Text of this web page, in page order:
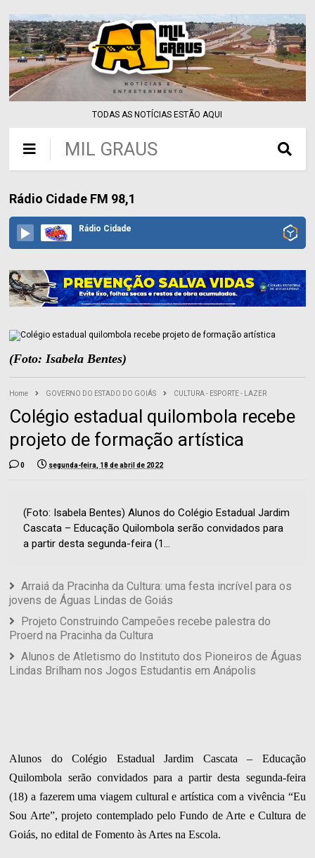
TODAS AS NOTÍCIAS ESTÃO AQUI
MIL GRAUS
Rádio Cidade FM 98,1
Rádio Cidade
(Foto: Isabela Bentes)
Home GOVERNO DO ESTADO DO GOIÁS CULTURA - ESPORTE - LAZER
Colégio estadual quilombola recebe
projeto de formação artística
0 segunda-feira, 18 de abril de 2022
(Foto: Isabela Bentes) Alunos do Colégio Estadual Jardim
Cascata – Educação Quilombola serão convidados para
a partir desta segunda-feira (1...
Arraiá da Pracinha da Cultura: uma festa incrível para os
jovens de Águas Lindas de Goiás
Projeto Construindo Campeões recebe palestra do
Proerd na Pracinha da Cultura
Alunos de Atletismo do Instituto dos Pioneiros de Águas
Lindas Brilham nos Jogos Estudantis em Anápolis
Alunos do Colégio Estadual Jardim Cascata – Educação
Quilombola serão convidados para a partir desta segunda-feira
(18) a fazerem uma viagem cultural e artística com a vivência “Eu
Sou Arte”, projeto contemplado pelo Fundo de Arte e Cultura de
Goiás, no edital de Fomento às Artes na Escola.